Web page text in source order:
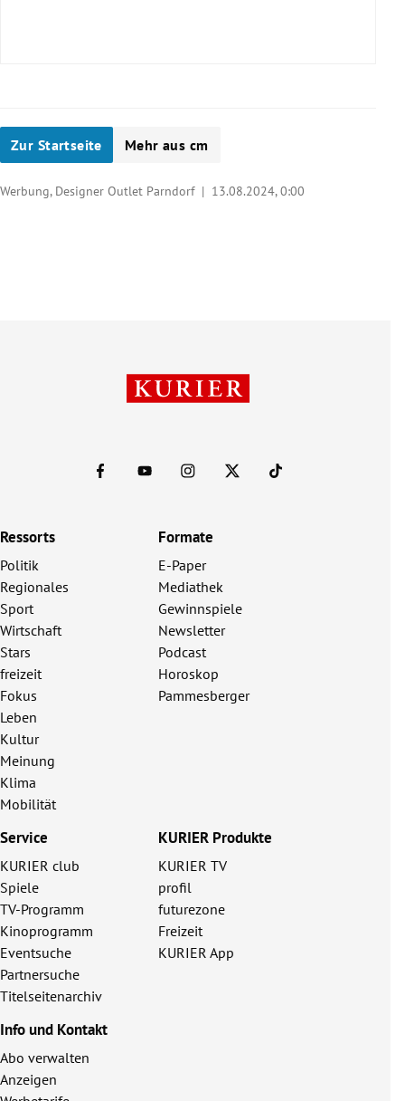
Zur Startseite Mehr aus cm
Werbung, Designer Outlet Parndorf | 13.08.2024, 0:00
Ressorts
Politik
Regionales
Sport
Wirtschaft
Stars
freizeit
Fokus
Leben
Kultur
Meinung
Klima
Mobilität
Formate
E-Paper
Mediathek
Gewinnspiele
Newsletter
Podcast
Horoskop
Pammesberger
Service
KURIER club
Spiele
TV-Programm
Kinoprogramm
Eventsuche
Partnersuche
Titelseitenarchiv
KURIER Produkte
KURIER TV
profil
futurezone
Freizeit
KURIER App
Info und Kontakt
Abo verwalten
Anzeigen